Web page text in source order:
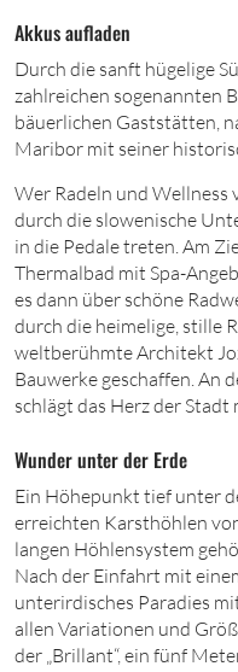
Akkus aufladen
Durch die sanft hügelige
zahlreichen sogenannten
bäuerlichen Gaststätten,
Maribor mit seiner
Wer Radeln und Wellness
durch die slowenische
in die Pedale treten. Am
Thermalbad mit Spa-
es dann über schöne
durch die heimelige, stille
weltberühmte Architekt
Bauwerke geschaffen. An
schlägt das Herz der Stadt
Wunder unter der Erde
Ein Höhepunkt tief unter
erreichten Karsthöhlen
langen Höhlensystem
Nach der Einfahrt mit
unterirdisches Paradies
allen Variationen und
der „Brillant“, ein fünf